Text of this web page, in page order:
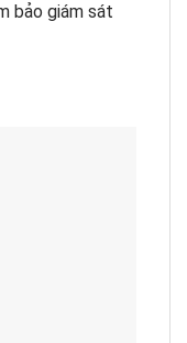
bảo giám sát